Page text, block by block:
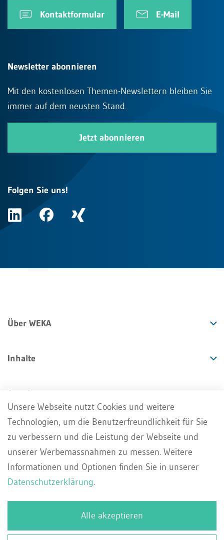
Kontaktformular E-Mail
Newsletter abonnieren
Mit den kostenlosen Themen-Newslettern bleiben Sie
immer auf dem neusten Stand.
Jetzt abonnieren
Folgen Sie uns!
Über WEKA
Inhalte
Angebote
Services
Impressum AGB
Datenschutz
Whistleblowing Portal
Kontakt
DE
Français
Unsere Webseite nutzt Cookies und weitere
Technologien, um die Benutzerfreundlichkeit für Sie
zu verbessern und die Leistung der Webseite und
unserer Werbemassnahmen zu messen. Weitere
Informationen und Optionen finden Sie in unserer
Datenschutzerklärung.
Alle akzeptieren